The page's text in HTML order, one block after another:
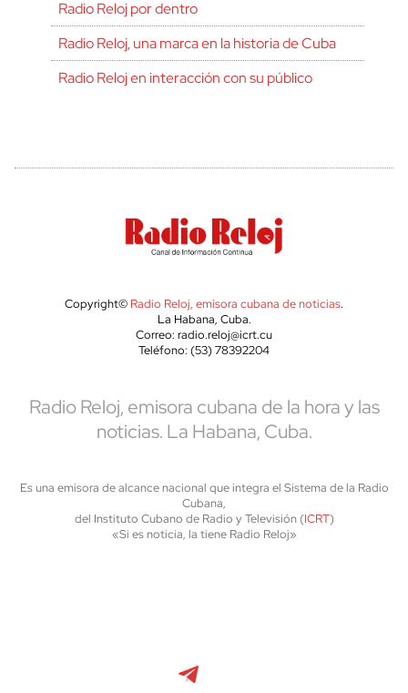
Radio Reloj por dentro
Radio Reloj, una marca en la historia de Cuba
Radio Reloj en interacción con su público
Copyright© Radio Reloj, emisora cubana de noticias.
La Habana, Cuba.
Correo: radio.reloj@icrt.cu
Teléfono: (53) 78392204
Radio Reloj, emisora cubana de la hora y las
noticias. La Habana, Cuba.
Es una emisora de alcance nacional que integra el Sistema de la Radio
Cubana,
del Instituto Cubano de Radio y Televisión (ICRT)
«Si es noticia, la tiene Radio Reloj»